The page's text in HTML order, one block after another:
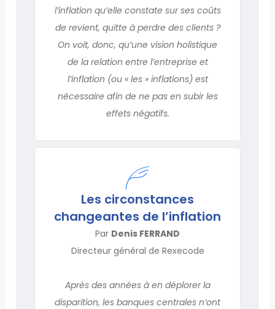
l’inflation qu’elle constate sur ses coûts
de revient, quitte à perdre des clients ?
On voit, donc, qu’une vision holistique
de la relation entre l’entreprise et
l’inflation (ou « les » inflations) est
nécessaire afin de ne pas en subir les
effets négatifs.
Les circonstances
changeantes de l’inflation
Par Denis FERRAND
Directeur général de Rexecode
Après des années à en déplorer la
disparition, les banques centrales n’ont